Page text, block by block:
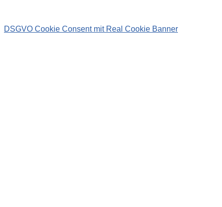
DSGVO Cookie Consent mit Real Cookie Banner